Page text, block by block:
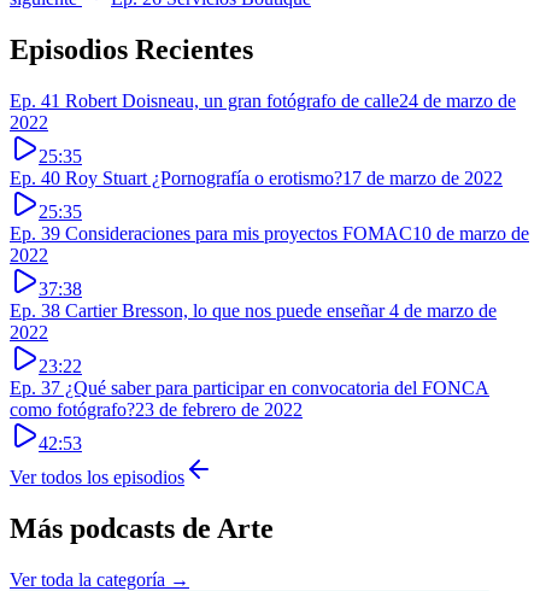
Episodios Recientes
Ep. 41 Robert Doisneau, un gran fotógrafo de calle24 de marzo de
2022
25:35
Ep. 40 Roy Stuart ¿Pornografía o erotismo?17 de marzo de 2022
25:35
Ep. 39 Consideraciones para mis proyectos FOMAC10 de marzo de
2022
37:38
Ep. 38 Cartier Bresson, lo que nos puede enseñar4 de marzo de
2022
23:22
Ep. 37 ¿Qué saber para participar en convocatoria del FONCA
como fotógrafo?23 de febrero de 2022
42:53
Ver todos los episodios
Más podcasts de Arte
Ver toda la categoría →